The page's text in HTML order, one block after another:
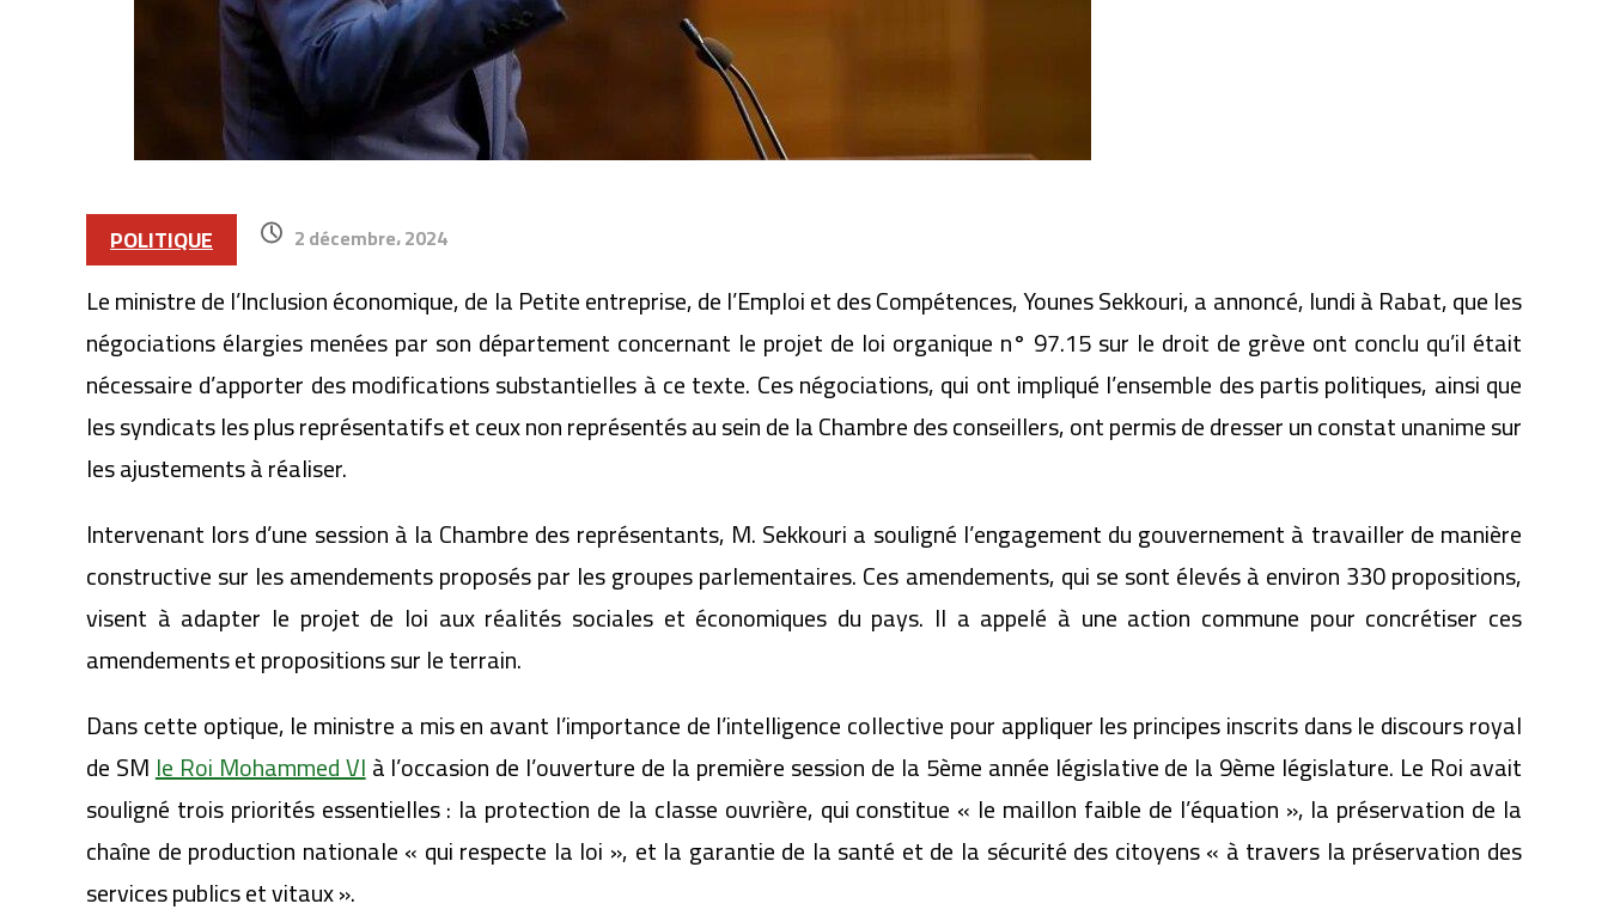
POLITIQUE 2 décembre، 2024
Le ministre de l’Inclusion économique, de la Petite entreprise, de l’Emploi et des Compétences, Younes Sekkouri, a annoncé, lundi à Rabat, que les
négociations élargies menées par son département concernant le projet de loi organique n° 97.15 sur le droit de grève ont conclu qu’il était
nécessaire d’apporter des modifications substantielles à ce texte. Ces négociations, qui ont impliqué l’ensemble des partis politiques, ainsi que
les syndicats les plus représentatifs et ceux non représentés au sein de la Chambre des conseillers, ont permis de dresser un constat unanime sur
les ajustements à réaliser.
Intervenant lors d’une session à la Chambre des représentants, M. Sekkouri a souligné l’engagement du gouvernement à travailler de manière
constructive sur les amendements proposés par les groupes parlementaires. Ces amendements, qui se sont élevés à environ 330 propositions,
visent à adapter le projet de loi aux réalités sociales et économiques du pays. Il a appelé à une action commune pour concrétiser ces
amendements et propositions sur le terrain.
Dans cette optique, le ministre a mis en avant l’importance de l’intelligence collective pour appliquer les principes inscrits dans le discours royal
de SMle Roi Mohammed VIà l’occasion de l’ouverture de la première session de la 5ème année législative de la 9ème législature. Le Roi avait
souligné trois priorités essentielles : la protection de la classe ouvrière, qui constitue « le maillon faible de l’équation », la préservation de la
chaîne de production nationale « qui respecte la loi », et la garantie de la santé et de la sécurité des citoyens « à travers la préservation des
services publics et vitaux ».